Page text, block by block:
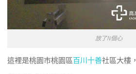
放了N個心
這裡是桃園市桃園區百川十善社區大樓，